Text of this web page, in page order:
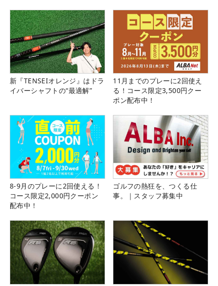
新『TENSEIオレンジ』はドラ
イバーシャフトの“最適解”
11月までのプレーに2回使え
る！コース限定3,500円クー
ポン配布中！
8-9月のプレーに2回使える！
コース限定2,000円クーポン
配布中！
ゴルフの熱狂を、つくる仕
事。｜スタッフ募集中